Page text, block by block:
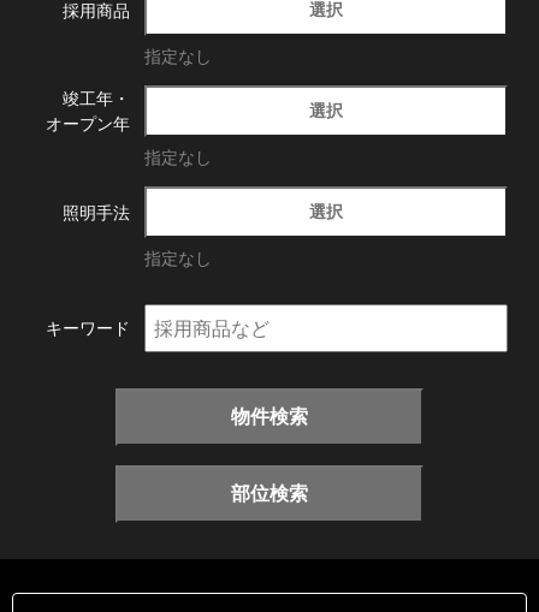
採用商品 選択
指定なし
竣工年・
オープン年
選択
指定なし
照明手法 選択
指定なし
キーワード
物件検索
部位検索